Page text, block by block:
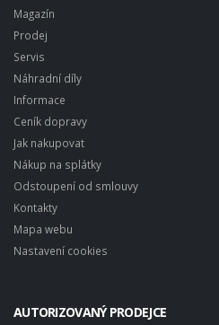
Magazín
Prodej
Servis
Náhradní díly
Informace
Ceník dopravy
Jak nakupovat
Nákup na splátky
Odstoupení od smlouvy
Kontakty
Mapa webu
Nastavení cookies
AUTORIZOVANÝ PRODEJCE